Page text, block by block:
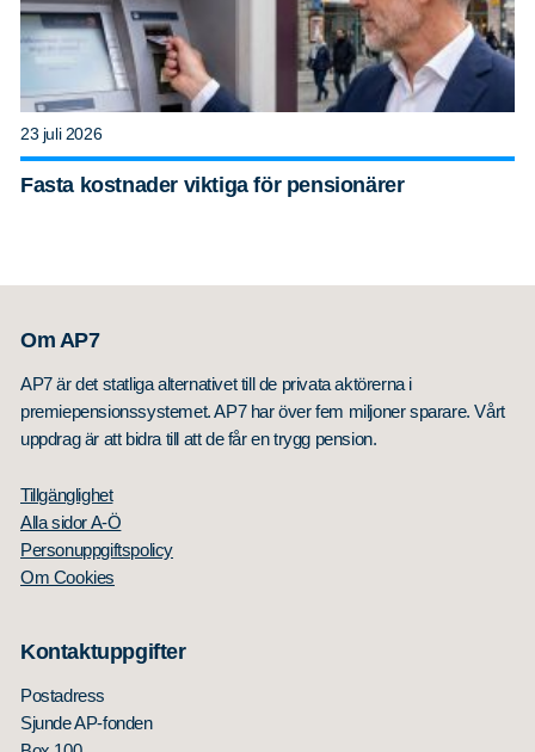
23 juli 2026
Fasta kostnader viktiga för pensionärer
Om AP7
AP7 är det statliga alternativet till de privata aktörerna i
premiepensionssystemet. AP7 har över fem miljoner sparare. Vårt
uppdrag är att bidra till att de får en trygg pension.
Tillgänglighet
Alla sidor A-Ö
Personuppgiftspolicy
Om Cookies
Kontaktuppgifter
Postadress
Sjunde AP-fonden